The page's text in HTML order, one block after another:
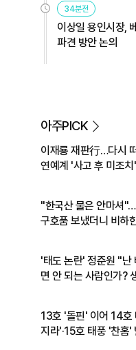
34분전
이상일 용인시장,
파견 방안 논의
아주PICK
이재룡 재판行…다시
연예계 '사고 후 미조치
"한국산 물은 안마셔
구호품 보냈더니 비하
'태도 논란' 정준원 "난
면 안 되는 사람인가?
13호 '돌핀' 이어 14호
지라'·15호 태풍 '찬홈